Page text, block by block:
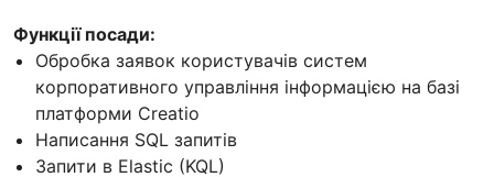
Функції посади:
Обробка заявок користувачів систем
корпоративного управління інформацією на базі
платформи Creatio
Написання SQL запитів
Запити в Elastic (KQL)